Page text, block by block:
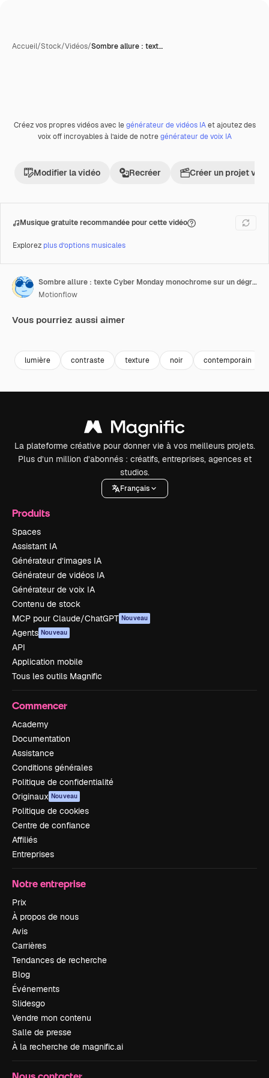
Accueil/Stock/Vidéos/Sombre allure : text…
Premium
Créez vos propres vidéos avec legénérateur de vidéos IAet ajoutez des
voix off incroyables à l’aide de notregénérateur de voix IA
Modifier la vidéo Recréer Créer un projet
Musique gratuite recommandée pour cette vidéo
Explorez plus d’options musicales
Sombre allure : texte Cyber Monday monochrome sur un dégradé
Motionflow
Vous pourriez aussi aimer
lumière contraste texture noir contemporain
La plateforme créative pour donner vie à vos meilleurs projets.
Plus d’un million d’abonnés : créatifs, entreprises, agences et
studios.
Français
Produits
Spaces
Assistant IA
Générateur d’images IA
Générateur de vidéos IA
Générateur de voix IA
Contenu de stock
MCP pour Claude/ChatGPT Nouveau
Agents Nouveau
API
Application mobile
Tous les outils Magnific
Commencer
Academy
Documentation
Assistance
Conditions générales
Politique de confidentialité
Originaux Nouveau
Politique de cookies
Centre de confiance
Affiliés
Entreprises
Notre entreprise
Prix
À propos de nous
Avis
Carrières
Tendances de recherche
Blog
Événements
Slidesgo
Vendre mon contenu
Salle de presse
À la recherche de magnific.ai